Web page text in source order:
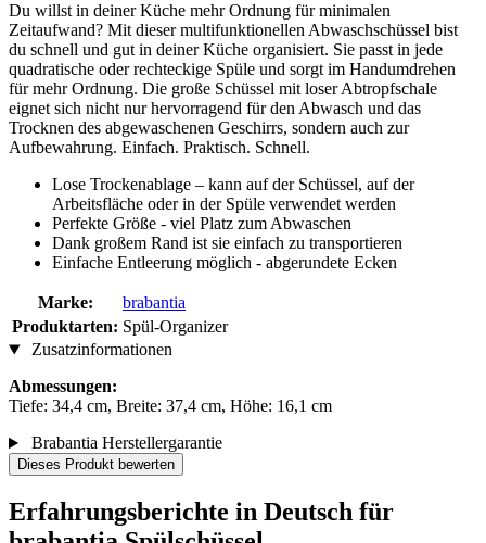
Du willst in deiner Küche mehr Ordnung für minimalen
Zeitaufwand? Mit dieser multifunktionellen Abwaschschüssel bist
du schnell und gut in deiner Küche organisiert. Sie passt in jede
quadratische oder rechteckige Spüle und sorgt im Handumdrehen
für mehr Ordnung. Die große Schüssel mit loser Abtropfschale
eignet sich nicht nur hervorragend für den Abwasch und das
Trocknen des abgewaschenen Geschirrs, sondern auch zur
Aufbewahrung. Einfach. Praktisch. Schnell.
Lose Trockenablage – kann auf der Schüssel, auf der
Arbeitsfläche oder in der Spüle verwendet werden
Perfekte Größe - viel Platz zum Abwaschen
Dank großem Rand ist sie einfach zu transportieren
Einfache Entleerung möglich - abgerundete Ecken
Marke:
brabantia
Produktarten: Spül-Organizer
Zusatzinformationen
Abmessungen:
Tiefe: 34,4 cm, Breite: 37,4 cm, Höhe: 16,1 cm
Brabantia Herstellergarantie
Dieses Produkt bewerten
Erfahrungsberichte in Deutsch für